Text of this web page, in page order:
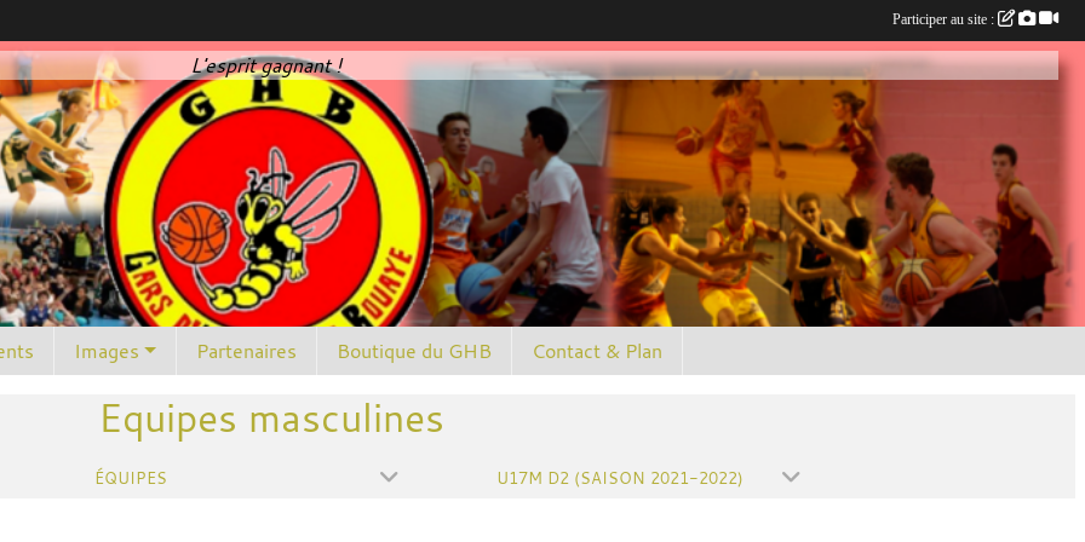
L'esprit gagnant !
Images Partenaires Boutique du GHB Contact & Plan
Equipes masculines
ÉQUIPES U17M D2 (SAISON 2021-2022)
Participer au site :